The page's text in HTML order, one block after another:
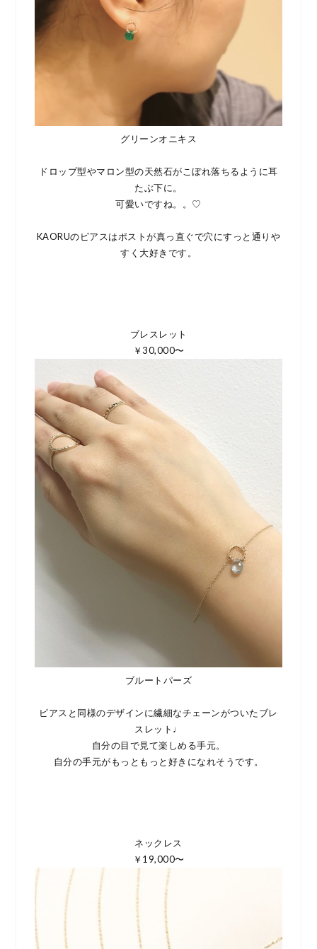
グリーンオニキス
ドロップ型やマロン型の天然石がこぼれ落ちるように耳
たぶ下に。
可愛いですね。。♡
KAORUのピアスはポストが真っ直ぐで穴にすっと通りや
すく大好きです。
ブレスレット
￥30,000〜
ブルートパーズ
ピアスと同様のデザインに繊細なチェーンがついたブレ
スレット♩
自分の目で見て楽しめる手元。
自分の手元がもっともっと好きになれそうです。
ネックレス
￥19,000〜